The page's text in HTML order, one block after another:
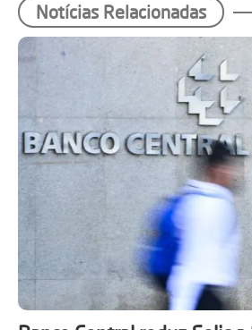
Notícias Relacionadas